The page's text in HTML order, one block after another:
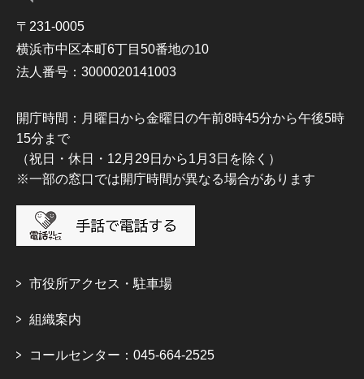
〒231-0005
横浜市中区本町6丁目50番地の10
法人番号：3000020141003
開庁時間：月曜日から金曜日の午前8時45分から午後5時
15分まで
（祝日・休日・12月29日から1月3日を除く）
※一部の窓口では開庁時間が異なる場合があります
市役所アクセス・駐車場
組織案内
コールセンター：045-664-2525